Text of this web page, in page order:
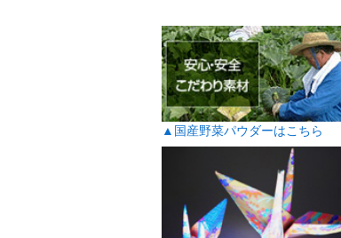
▲国産野菜パウダーはこちら